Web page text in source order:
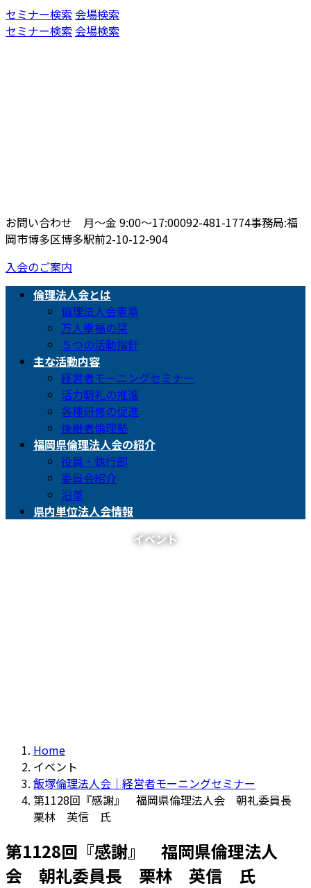
コ
ン
ナ
ビ
セミナー検索 会場検索
セミナー検索 会場検索
お問い合わせ 月〜金 9:00〜17:00092-481-1774事務局:福
岡市博多区博多駅前2-10-12-904
入会のご案内
倫理法人会とは
倫理法人会憲章
万人幸福の栞
５つの活動指針
主な活動内容
経営者モーニングセミナー
活力朝礼の推進
各種研修の促進
後継者倫理塾
福岡県倫理法人会の紹介
役員・執行部
委員会紹介
沿革
県内単位法人会情報
イベント
Home
イベント
飯塚倫理法人会｜経営者モーニングセミナー
第1128回『感謝』 福岡県倫理法人会 朝礼委員長
栗林 英信 氏
第1128回『感謝』 福岡県倫理法人
会 朝礼委員長 栗林 英信 氏